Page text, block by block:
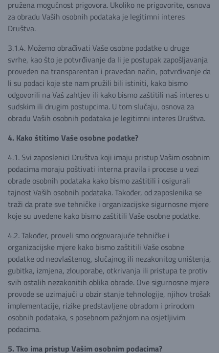
pružena mogućnost prigovora. Ukoliko ne prigovorite, osnova
za obradu Vaših osobnih podataka je legitimni interes
Društva.
3.1.4. Možemo obrađivati Vaše osobne podatke u druge
svrhe, kao što je potvrđivanje da li je postupak zapošljavanja
proveden na transparentan i pravedan način, potvrđivanje da
li su podaci koje ste nam pružili bili istiniti, kako bismo
odgovorili na Vaš zahtjev ili kako bismo zaštitili naš interes u
sudskim ili drugim postupcima. U tom slučaju, osnova za
obradu Vaših osobnih podataka je legitimni interes Društva.
4. Kako štitimo Vaše osobne podatke?
4.1. Svi zaposlenici Društva koji imaju pristup Vašim osobnim
podacima moraju poštivati interna pravila i procese u vezi
obrade osobnih podataka kako bismo zaštitili i osigurali
tajnost Vaših osobnih podataka. Također, od zaposlenika se
traži da prate sve tehničke i organizacijske sigurnosne mjere
koje su uvedene kako bismo zaštitili Vaše osobne podatke.
4.2. Također, proveli smo odgovarajuće tehničke i
organizacijske mjere kako bismo zaštitili Vaše osobne
podatke od neovlaštenog, slučajnog ili nezakonitog uništenja,
gubitka, izmjena, zlouporabe, otkrivanja ili pristupa te protiv
svih ostalih nezakonitih oblika obrade. Ove sigurnosne mjere
provode se uzimajući u obzir stanje tehnologije, njihov trošak
implementacije, rizike predstavljene obradom i prirodom
osobnih podataka, s posebnom pažnjom na osjetljivim
podacima.
5. Tko ima pristup Vašim osobnim podacima?